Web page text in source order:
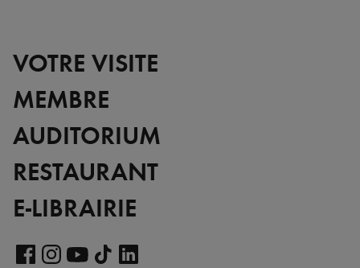
VOTRE VISITE
MEMBRE
AUDITORIUM
RESTAURANT
E-LIBRAIRIE